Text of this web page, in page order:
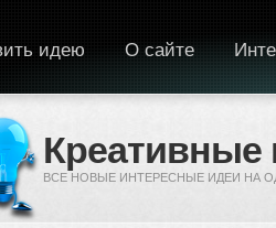
Креативные
ВСЕ НОВЫЕ ИНТЕРЕСНЫЕ ИДЕИ НА
идею О сайте